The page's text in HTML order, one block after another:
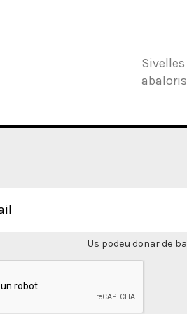
Sivelles
abaloris
Us podeu donar de